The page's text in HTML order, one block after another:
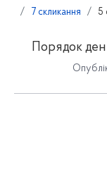
7 скликання
5
Порядок